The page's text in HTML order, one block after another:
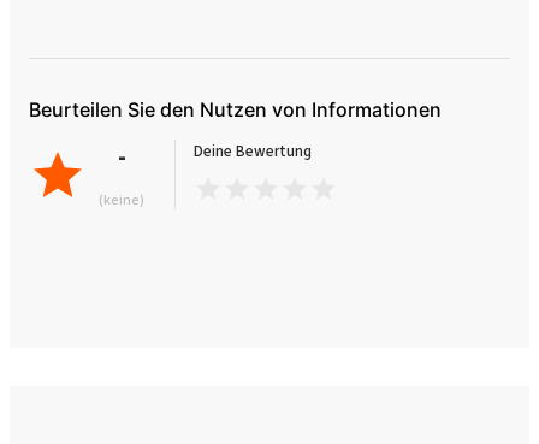
Beurteilen Sie den Nutzen von Informationen
-
(keine)
Deine Bewertung